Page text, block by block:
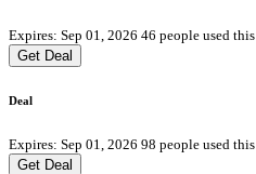
Expires: Sep 01, 2026 46 people used this
Get Deal
Deal
Expires: Sep 01, 2026 98 people used this
Get Deal